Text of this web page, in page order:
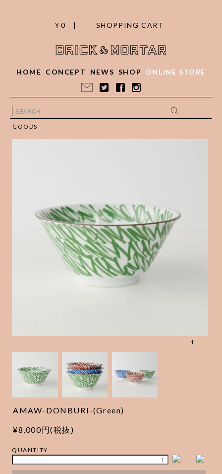
￥0 | SHOPPING CART
HOME CONCEPT NEWS SHOP ONLINE STORE
GOODS
1
AMAW-DONBURI-(Green)
¥8,000円(税抜)
QUANTITY